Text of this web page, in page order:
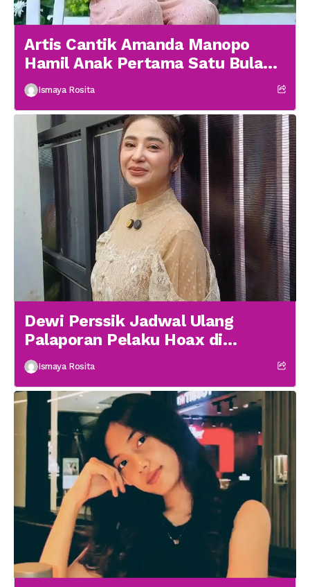
Artis Cantik Amanda Manopo
Hamil Anak Pertama Satu Bulan
menikah
Ismaya Rosita
Dewi Perssik Jadwal Ulang
Palaporan Pelaku Hoax di
Medsos
Ismaya Rosita